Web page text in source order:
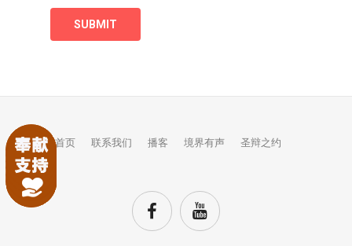
首页 联系我们 播客 境界有声 圣辩之约